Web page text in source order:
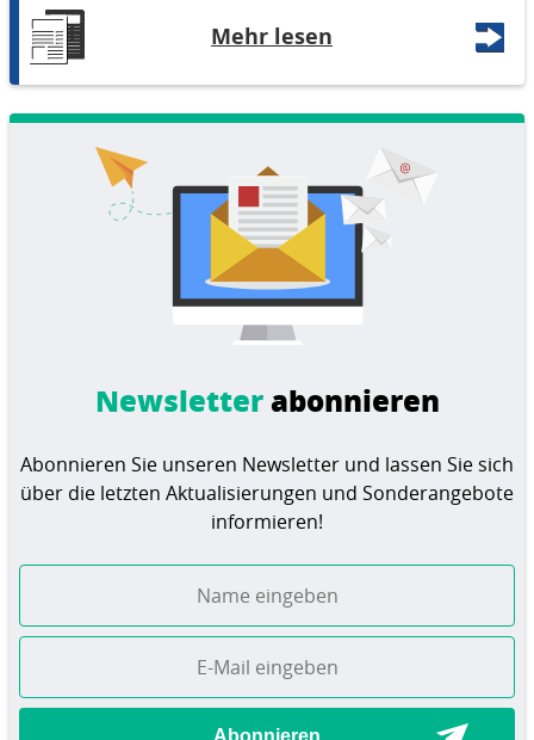
Mehr lesen
Newsletterabonnieren
Abonnieren Sie unseren Newsletter und lassen Sie sich
über die letzten Aktualisierungen und Sonderangebote
informieren!